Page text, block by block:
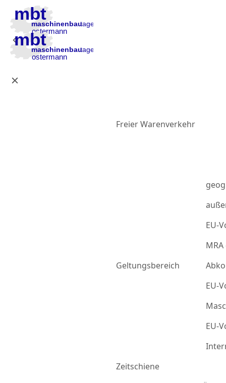
Zur Hauptnavigation
Zum Inhalt
Zur Fußzeile
Freier Warenverkehr
Geltungsbereich
EU-
EU-
EU-
Zeitschiene